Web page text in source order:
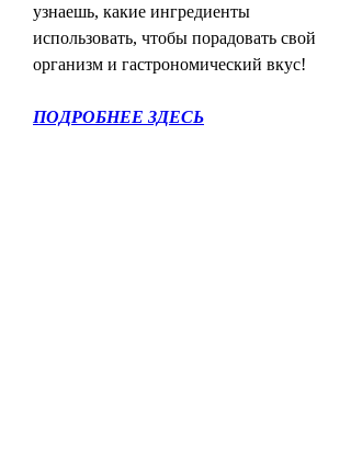
узнаешь, какие ингредиенты
использовать, чтобы порадовать свой
организм и гастрономический вкус!
ПОДРОБНЕЕ ЗДЕСЬ